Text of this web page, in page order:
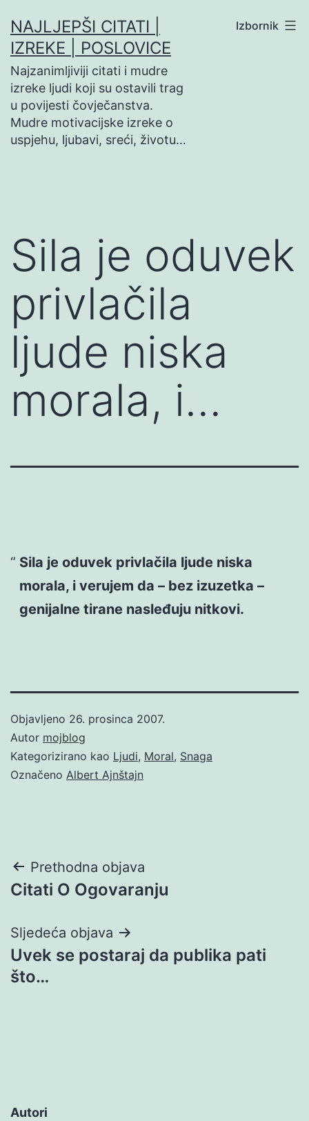
na
sadržaj
NAJLJEPŠI CITATI |
IZREKE | POSLOVICE
Najzanimljiviji citati i mudre
izreke ljudi koji su ostavili trag
u povijesti čovječanstva.
Mudre motivacijske izreke o
uspjehu, ljubavi, sreći, životu…
Izbornik
Sila je oduvek
privlačila
ljude niska
morala, i…
Sila je oduvek privlačila ljude niska
morala, i verujem da – bez izuzetka –
genijalne tirane nasleđuju nitkovi.
Objavljeno 26. prosinca 2007.
Autor mojblog
Kategorizirano kao Ljudi, Moral, Snaga
Označeno Albert Ajnštajn
Navigacija
objava
Prethodna objava
Citati O Ogovaranju
Sljedeća objava
Uvek se postaraj da publika pati
što…
Autori